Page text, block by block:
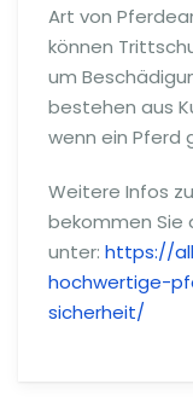
Art von
können
um
bestehen aus
wenn ein Pferd
Weitere Infos
bekommen Sie
unter: https://
hochwertige-
sicherheit/